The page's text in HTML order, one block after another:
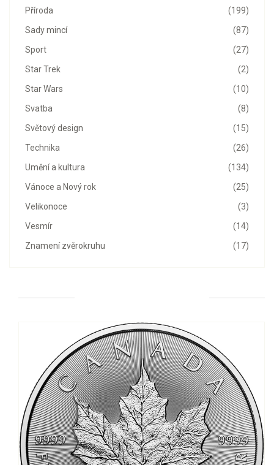
(199)
Příroda
(87)
Sady mincí
(27)
Sport
(2)
Star Trek
(10)
Star Wars
(8)
Svatba
(15)
Světový design
(26)
Technika
(134)
Umění a kultura
(25)
Vánoce a Nový rok
(3)
Velikonoce
(14)
Vesmír
(17)
Znamení zvěrokruhu